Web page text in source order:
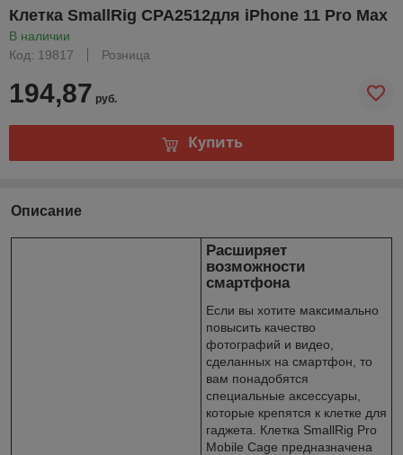
Клетка SmallRig CPA2512для iPhone 11 Pro Max
В наличии
Код: 19817
Розница
194,87 руб.
Купить
Описание
Расширяет
возможности
смартфона
Если вы хотите максимально
повысить качество
фотографий и видео,
сделанных на смартфон, то
вам понадобятся
специальные аксессуары,
которые крепятся к клетке для
гаджета. Клетка SmallRig Pro
Mobile Cage предназначена